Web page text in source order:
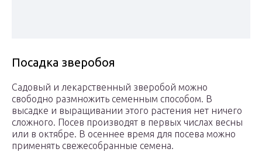
Посадка зверобоя
Садовый и лекарственный зверобой можно
свободно размножить семенным способом. В
высадке и выращивании этого растения нет ничего
сложного. Посев производят в первых числах весны
или в октябре. В осеннее время для посева можно
применять свежесобранные семена.